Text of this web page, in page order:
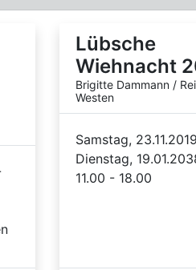
Lübsche
Wiehnacht
Brigitte Dammann /
Westen
Samstag,
Dienstag,
11.00 - 18.00